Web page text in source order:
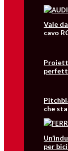
Vale
cavo
che
per